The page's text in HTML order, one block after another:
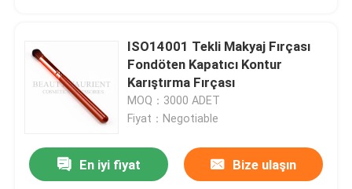
ISO14001 Tekli Makyaj Fırçası
Fondöten Kapatıcı Kontur
Karıştırma Fırçası
MOQ：3000 ADET
Fiyat：Negotiable
En iyi fiyat Bize ulaşın